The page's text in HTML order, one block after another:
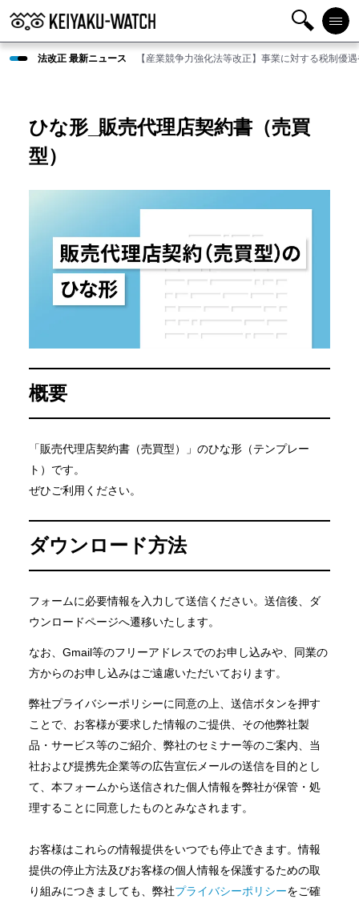
検
索
メニ
ュー
法改正 最新ニュース 【産業競争力強化法等改正】事業に対する税制優
ひな形_販売代理店契約書（売買
型）
概要
「販売代理店契約書（売買型）」のひな形（テンプレー
ト）です。
ぜひご利用ください。
ダウンロード方法
フォームに必要情報を入力して送信ください。送信後、ダ
ウンロードページへ遷移いたします。
なお、Gmail等のフリーアドレスでのお申し込みや、同業の
方からのお申し込みはご遠慮いただいております。
弊社プライバシーポリシーに同意の上、送信ボタンを押す
ことで、お客様が要求した情報のご提供、その他弊社製
品・サービス等のご紹介、弊社のセミナー等のご案内、当
社および提携先企業等の広告宣伝メールの送信を目的とし
て、本フォームから送信された個人情報を弊社が保管・処
理することに同意したものとみなされます。
お客様はこれらの情報提供をいつでも停止できます。情報
提供の停止方法及びお客様の個人情報を保護するための取
り組みにつきましても、弊社プライバシーポリシーをご確